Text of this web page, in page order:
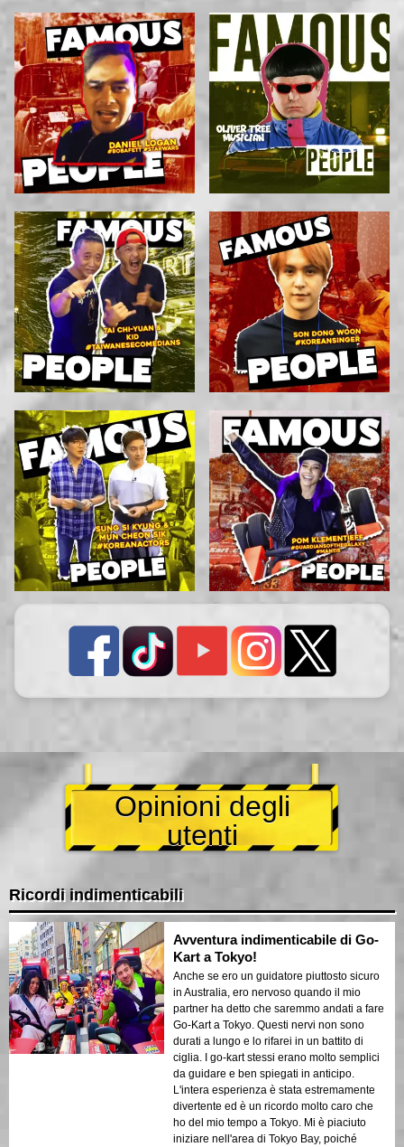
Opinioni degli
utenti
Ricordi indimenticabili
Avventura indimenticabile di Go-
Kart a Tokyo!
Anche se ero un guidatore piuttosto sicuro
in Australia, ero nervoso quando il mio
partner ha detto che saremmo andati a fare
Go-Kart a Tokyo. Questi nervi non sono
durati a lungo e lo rifarei in un battito di
ciglia. I go-kart stessi erano molto semplici
da guidare e ben spiegati in anticipo.
L'intera esperienza è stata estremamente
divertente ed è un ricordo molto caro che
ho del mio tempo a Tokyo. Mi è piaciuto
iniziare nell'area di Tokyo Bay, poiché